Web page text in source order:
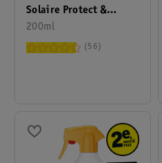
Solaire Protect &
Hydrate FPS20
200ml
56